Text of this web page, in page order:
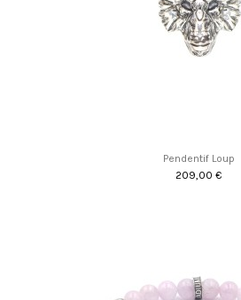
Pendentif Loup
209,00 €